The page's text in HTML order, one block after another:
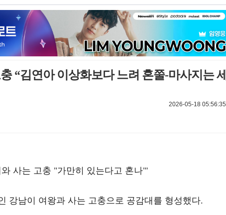
“김연아 이상화보다 느려 혼쭐-마사지는 세
2026-05-18 05:56:35
사는 고충 "가만히 있는다고 혼나"'
강남이 여왕과 사는 고충으로 공감대를 형성했다.